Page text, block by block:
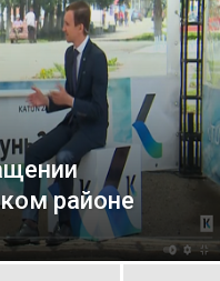
районе